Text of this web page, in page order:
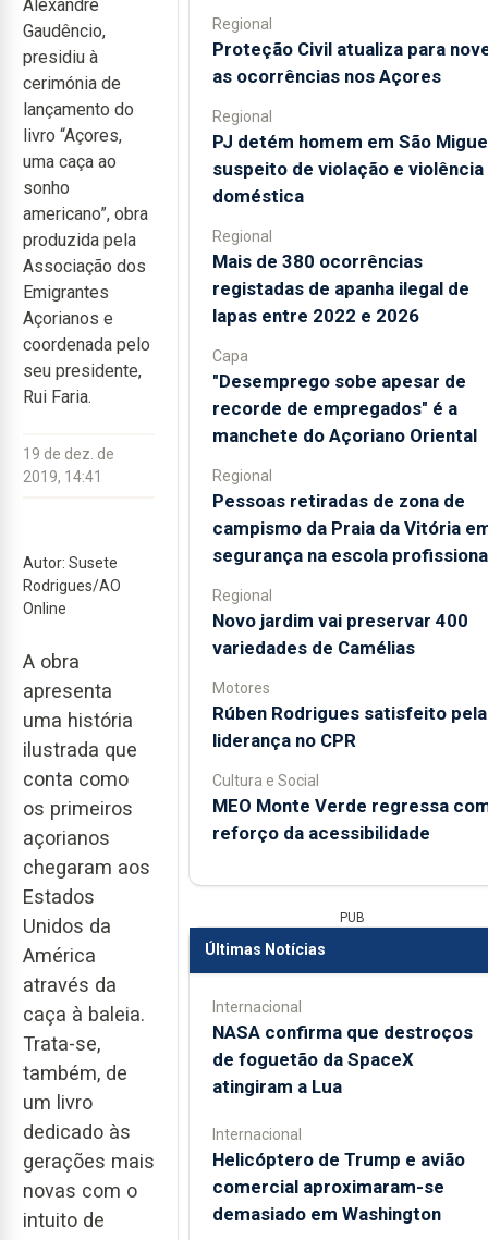
Alexandre
Gaudêncio,
presidiu à
cerimónia de
lançamento do
livro “Açores,
uma caça ao
sonho
americano”, obra
produzida pela
Associação dos
Emigrantes
Açorianos e
coordenada pelo
seu presidente,
Rui Faria.
19 de dez. de
2019, 14:41
Autor: Susete
Rodrigues/AO
Online
A obra
apresenta
uma história
ilustrada que
conta como
os primeiros
açorianos
chegaram aos
Estados
Unidos da
América
através da
caça à baleia.
Trata-se,
também, de
um livro
dedicado às
gerações mais
novas com o
intuito de
Regional
Proteção Civil atualiza para
as ocorrências nos Açores
Regional
PJ detém homem em São
suspeito de violação e violência
doméstica
Regional
Mais de 380 ocorrências
registadas de apanha ilegal de
lapas entre 2022 e 2026
Capa
"Desemprego sobe apesar de
recorde de empregados" é a
manchete do Açoriano Oriental
Regional
Pessoas retiradas de zona de
campismo da Praia da Vitória
segurança na escola
Regional
Novo jardim vai preservar 400
variedades de Camélias
Motores
Rúben Rodrigues satisfeito pela
liderança no CPR
Cultura e Social
MEO Monte Verde regressa
reforço da acessibilidade
PUB
Últimas Notícias
Internacional
NASA confirma que destroços
de foguetão da SpaceX
atingiram a Lua
Internacional
Helicóptero de Trump e avião
comercial aproximaram-se
demasiado em Washington